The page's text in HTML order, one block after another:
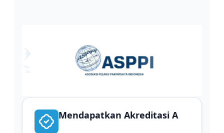
Mendapatkan Akreditasi A